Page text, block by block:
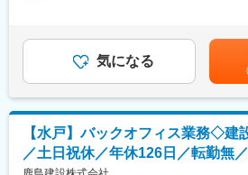
■業務詳細：
・建設現場事務所・宿舎設置
・近隣渉外対応（状況調査、近隣説明
・経理精算対応
・工事契約内容の確認業務
・工事費他の支払、決算業務
ません。■昇給：年1回■賞与：年2回
でも目安の金額であり、選考を通じて
す。月給(月額)は固定手当を含めた表
気になる
【水戸】バックオフィス業務◇建
／土日祝休／年休126日／転勤無